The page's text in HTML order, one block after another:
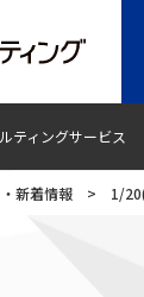
ティングサービス
新着情報 > 1/